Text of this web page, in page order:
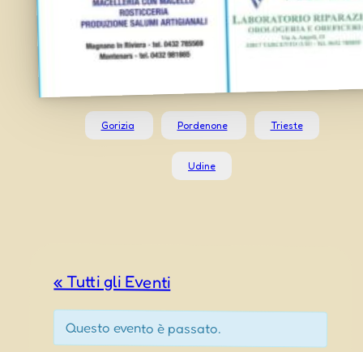
Gorizia Pordenone Trieste
Udine
« Tutti gli Eventi
Questo evento è passato.